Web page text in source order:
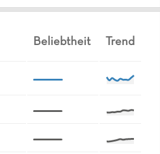
Beliebtheit Trend